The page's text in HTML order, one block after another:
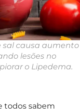
sal causa aumento
lesões no
o Lipedema.
todos sabem